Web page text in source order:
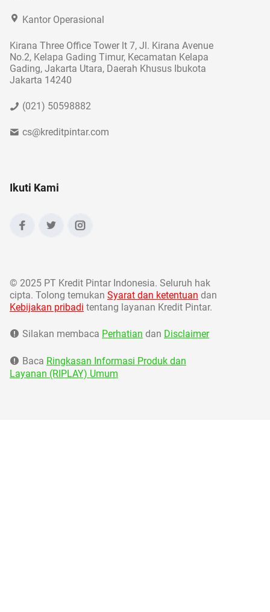
Kantor Operasional
Kirana Three Office Tower lt 7, Jl. Kirana Avenue
No.2, Kelapa Gading Timur, Kecamatan Kelapa
Gading, Jakarta Utara, Daerah Khusus Ibukota
Jakarta 14240
(021) 50598882
cs@kreditpintar.com
Ikuti Kami
© 2025 PT Kredit Pintar Indonesia. Seluruh hak
cipta. Tolong temukan Syarat dan ketentuan dan
Kebijakan pribadi tentang layanan Kredit Pintar.
Silakan membaca Perhatian dan Disclaimer
Baca Ringkasan Informasi Produk dan
Layanan (RIPLAY) Umum